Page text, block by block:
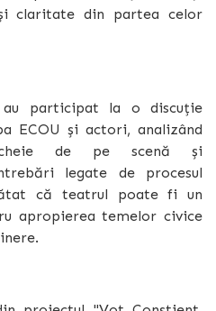
claritate din partea celor
participat la o discuție
ECOU și actori, analizând
cheie de pe scenă și
legate de procesul
că teatrul poate fi un
apropierea temelor civice